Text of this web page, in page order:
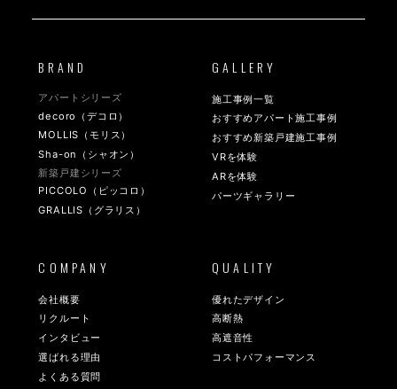
BRAND
アパートシリーズ
decoro（デコロ）
MOLLIS（モリス）
Sha-on（シャオン）
新築戸建シリーズ
PICCOLO（ピッコロ）
GRALLIS（グラリス）
GALLERY
施工事例一覧
おすすめアパート施工事例
おすすめ新築戸建施工事例
VRを体験
ARを体験
パーツギャラリー
COMPANY
会社概要
リクルート
インタビュー
選ばれる理由
よくある質問
QUALITY
優れたデザイン
高断熱
高遮音性
コストパフォーマンス